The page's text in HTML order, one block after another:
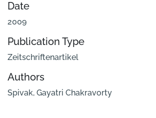
Date
2009
Publication Type
Zeitschriftenartikel
Authors
Spivak, Gayatri Chakravorty